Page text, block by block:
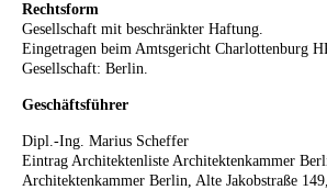
Rechtsform
Gesellschaft mit beschränkter Haftung.
Eingetragen beim Amtsgericht Charlottenburg
Gesellschaft: Berlin.
Geschäftsführer
Dipl.-Ing. Marius Scheffer
Eintrag Architektenliste Architektenkammer
Architektenkammer Berlin, Alte Jakobstraße